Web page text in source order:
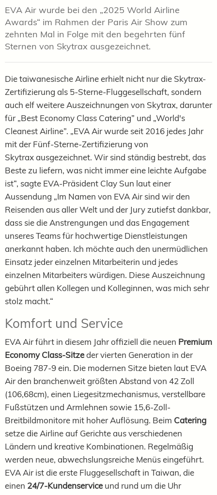
EVA Air wurde bei den „2025 World Airline
Awards“ im Rahmen der Paris Air Show zum
zehnten Mal in Folge mit den begehrten fünf
Sternen von Skytrax ausgezeichnet.
Die taiwanesische Airline erhielt nicht nur die Skytrax-
Zertifizierung als 5-Sterne-Fluggesellschaft, sondern
auch elf weitere Auszeichnungen von Skytrax, darunter
für „Best Economy Class Catering” und „World's
Cleanest Airline”. „EVA Air wurde seit 2016 jedes Jahr
mit der Fünf-Sterne-Zertifizierung von
Skytraxausgezeichnet. Wir sind ständig bestrebt, das
Beste zu liefern, was nicht immer eine leichte Aufgabe
ist“, sagte EVA-Präsident Clay Sun laut einer
Aussendung „Im Namen von EVA Air sind wir den
Reisenden aus aller Welt und der Jury zutiefst dankbar,
dass sie die Anstrengungen und das Engagement
unseres Teams für hochwertige Dienstleistungen
anerkannt haben. Ich möchte auch den unermüdlichen
Einsatz jeder einzelnen Mitarbeiterin und jedes
einzelnen Mitarbeiters würdigen. Diese Auszeichnung
gebührt allen Kollegen und Kolleginnen, was mich sehr
stolz macht.“
Komfort und Service
EVA Air führt in diesem Jahr offiziell die neuen Premium
Economy Class-Sitzeder vierten Generation in der
Boeing 787-9 ein. Die modernen Sitze bieten laut EVA
Air den branchenweit größten Abstand von 42 Zoll
(106,68cm), einen Liegesitzmechanismus, verstellbare
Fußstützen und Armlehnen sowie 15,6-Zoll-
Breitbildmonitore mit hoher Auflösung. Beim Catering
setze die Airline auf Gerichte aus verschiedenen
Ländern und kreative Kombinationen. Regelmäßig
werden neue, abwechslungsreiche Menüs eingeführt.
EVA Air ist die erste Fluggesellschaft in Taiwan, die
einen 24/7-Kundenserviceund rund um die Uhr